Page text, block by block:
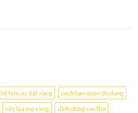
bộ tam sự dát vàng
cach bao quan do dong
cây lúa mạ vàng
dinh dong can tho